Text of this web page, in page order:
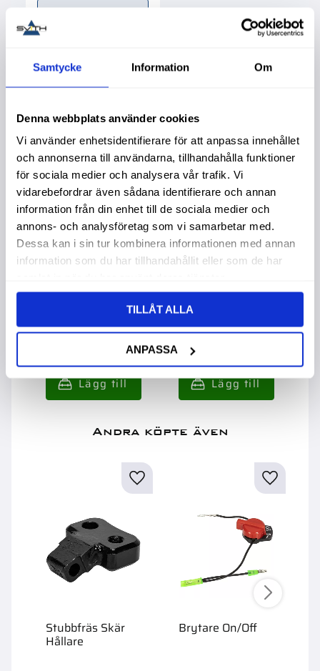
Samtycke Information Om
Denna webbplats använder cookies
Vi använder enhetsidentifierare för att anpassa innehållet
och annonserna till användarna, tillhandahålla funktioner
för sociala medier och analysera vår trafik. Vi
vidarebefordrar även sådana identifierare och annan
information från din enhet till de sociala medier och
annons- och analysföretag som vi samarbetar med.
Dessa kan i sin tur kombinera informationen med annan
information som du har tillhandahållit eller som de har
TILLÅT ALLA
ANPASSA
Liknande produkter
1 795,00:- 399,00:-
Andra köpte även
Stubbfräs Skär
Hållare
Brytare On/Off